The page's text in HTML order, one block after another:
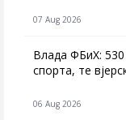
07 Aug 2026
Влада ФБиХ:
спорта, те
06 Aug 2026